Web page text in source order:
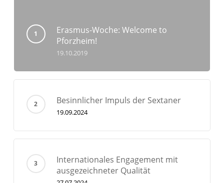
Erasmus-Woche: Welcome to
Pforzheim!
19.10.2019
Besinnlicher Impuls der Sextaner
19.09.2024
Internationales Engagement mit
ausgezeichneter Qualität